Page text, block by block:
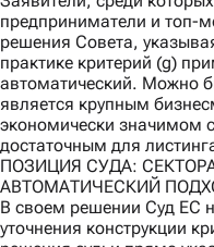
предприниматели и топ-
решения Совета,
практике критерий (g)
автоматический. Можно
является крупным
экономически значимом
достаточным для
ПОЗИЦИЯ СУДА:
АВТОМАТИЧЕСКИЙ
В своем решении Суд ЕС
уточнения конструкции